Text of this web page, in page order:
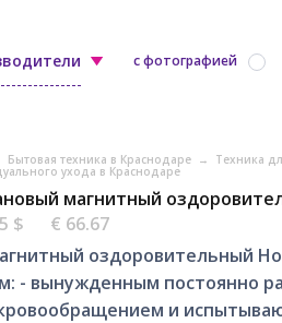
с фотографией
Бытовая техника в Краснодаре → Техника
ухода в Краснодаре
магнитный
$
€ 66.67
оздоровительный
- вынужденным постоянно
и